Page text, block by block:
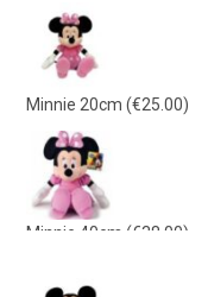
Minnie 20cm (€25.00)
Minnie 40cm (€38.00)